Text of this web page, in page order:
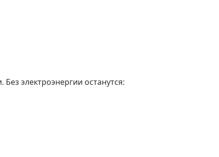
электроэнергии останутся: